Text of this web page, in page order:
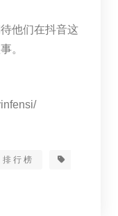
他们在抖音这
。
排行榜